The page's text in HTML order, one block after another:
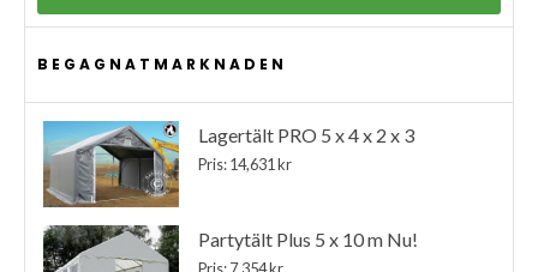
BEGAGNATMARKNADEN
Lagertält PRO 5 x 4 x 2 x 3
Pris: 14,631 kr
Partytält Plus 5 x 10 m Nu!